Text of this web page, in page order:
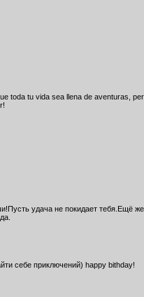
toda tu vida sea llena de aventuras,
удача не покидает тебя.Ещё
себе приключений) happy bithday!